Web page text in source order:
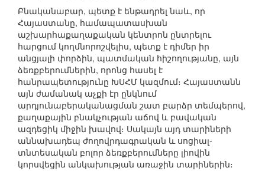
Բնականաբար, պետք է ենթադրել նաև, որ
Հայաստանը, համապատասխան
աշխարհաքաղաքական կենտրոն ընտրելու
հարցում կողմնորոշվելիս, պետք է դիմեր իր
անցյալի փորձին, պատմական հիշողությանը, այն
ձեռքբերումներին, որոնց հասել է
հանրապետությունը ԽՍՀՄ կազմում։ Հայաստանն
այն ժամանակ աչքի էր ընկնում
արդյունաբերականացման շատ բարձր տեմպերով,
քաղաքային բնակչության աճով և բավական
ազդեցիկ միջին խավով։ Սակայն այդ տարիների
աննախադեպ ժողովրդագրական և սոցիալ-
տնտեսական բոլոր ձեռքբերումները լիովին
կորսվեցին անկախության առաջին տարիներին։